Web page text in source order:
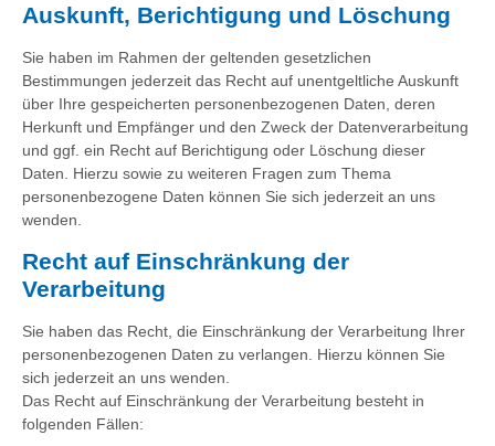
Auskunft, Berichtigung und Löschung
Sie haben im Rahmen der geltenden gesetzlichen
Bestimmungen jederzeit das Recht auf unentgeltliche Auskunft
über Ihre gespeicherten personenbezogenen Daten, deren
Herkunft und Empfänger und den Zweck der Datenverarbeitung
und ggf. ein Recht auf Berichtigung oder Löschung dieser
Daten. Hierzu sowie zu weiteren Fragen zum Thema
personenbezogene Daten können Sie sich jederzeit an uns
wenden.
Recht auf Einschränkung der
Verarbeitung
Sie haben das Recht, die Einschränkung der Verarbeitung Ihrer
personenbezogenen Daten zu verlangen. Hierzu können Sie
sich jederzeit an uns wenden.
Das Recht auf Einschränkung der Verarbeitung besteht in
folgenden Fällen: